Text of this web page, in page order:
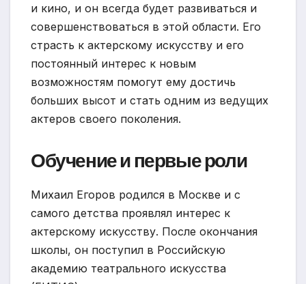
и кино, и он всегда будет развиваться и
совершенствоваться в этой области. Его
страсть к актерскому искусству и его
постоянный интерес к новым
возможностям помогут ему достичь
больших высот и стать одним из ведущих
актеров своего поколения.
Обучение и первые роли
Михаил Егоров родился в Москве и с
самого детства проявлял интерес к
актерскому искусству. После окончания
школы, он поступил в Российскую
академию театрального искусства